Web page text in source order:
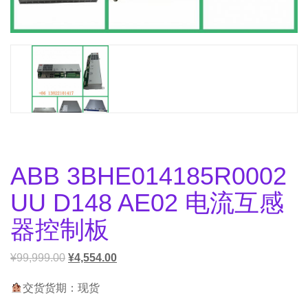
ABB 3BHE014185R0002
UU D148 AE02 电流互感
器控制板
¥99,999.00 ¥4,554.00
交货货期：现货